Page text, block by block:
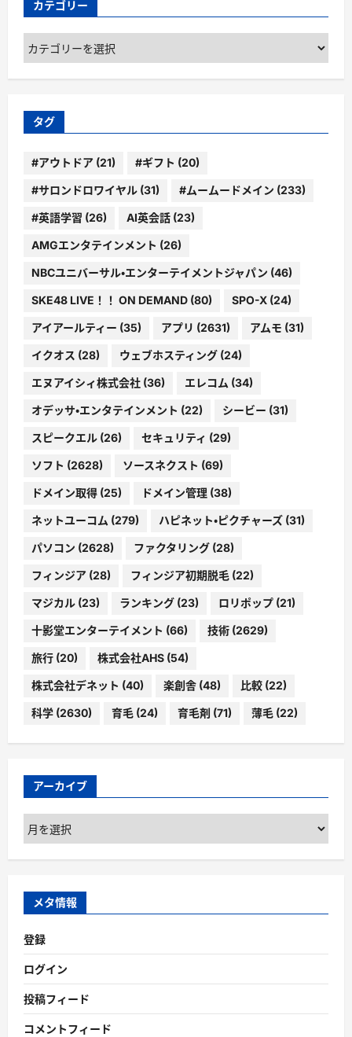
カテゴリー
カ
テ
ゴ
ー
タグ
#アウトドア (21) #ギフト (20)
#サロンドロワイヤル (31) #ムームードメイン (233)
#英語学習 (26) AI英会話 (23)
AMGエンタテインメント (26)
NBCユニバーサル・エンターテイメントジャパン (46)
SKE48 LIVE！！ ON DEMAND (80) SPO-X (24)
アイアールティー (35) アプリ (2631) アムモ (31)
イクオス (28) ウェブホスティング (24)
エヌアイシィ株式会社 (36) エレコム (34)
オデッサ・エンタテインメント (22) シービー (31)
スピークエル (26) セキュリティ (29)
ソフト (2628) ソースネクスト (69)
ドメイン取得 (25) ドメイン管理 (38)
ネットユーコム (279) ハピネット・ピクチャーズ (31)
パソコン (2628) ファクタリング (28)
フィンジア (28) フィンジア初期脱毛 (22)
マジカル (23) ランキング (23) ロリポップ (21)
十影堂エンターテイメント (66) 技術 (2629)
旅行 (20) 株式会社AHS (54)
株式会社デネット (40) 楽創舎 (48) 比較 (22)
科学 (2630) 育毛 (24) 育毛剤 (71) 薄毛 (22)
アーカイブ
ア
ー
カ
ブ
メタ情報
登録
ログイン
投稿フィード
コメントフィード